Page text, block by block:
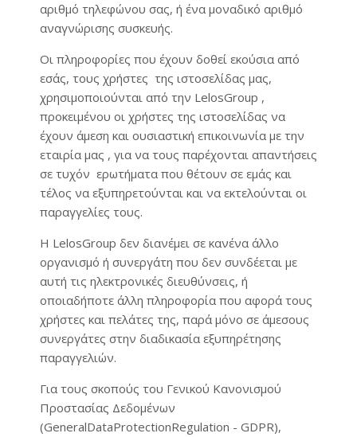
αριθμό τηλεφώνου σας, ή ένα μοναδικό αριθμό
αναγνώρισης συσκευής.
Οι πληροφορίες που έχουν δοθεί εκούσια από
εσάς, τους χρήστες της ιστοσελίδας μας,
χρησιμοποιούνται από την LelosGroup ,
προκειμένου οι χρήστες της ιστοσελίδας να
έχουν άμεση και ουσιαστική επικοινωνία με την
εταιρία μας , για να τους παρέχονται απαντήσεις
σε τυχόν ερωτήματα που θέτουν σε εμάς και
τέλος να εξυπηρετούνται και να εκτελούνται οι
παραγγελίες τους.
Η LelosGroup δεν διανέμει σε κανένα άλλο
οργανισμό ή συνεργάτη που δεν συνδέεται με
αυτή τις ηλεκτρονικές διευθύνσεις, ή
οποιαδήποτε άλλη πληροφορία που αφορά τους
χρήστες και πελάτες της, παρά μόνο σε άμεσους
συνεργάτες στην διαδικασία εξυπηρέτησης
παραγγελιών.
Για τους σκοπούς του Γενικού Κανονισμού
Προστασίας Δεδομένων
(GeneralDataProtectionRegulation - GDPR),